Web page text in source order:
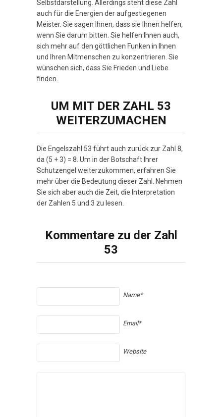
Selbstdarstellung. Allerdings steht diese Zahl
auch für die Energien der aufgestiegenen
Meister. Sie sagen Ihnen, dass sie Ihnen helfen,
wenn Sie darum bitten. Sie helfen Ihnen auch,
sich mehr auf den göttlichen Funken in Ihnen
und Ihren Mitmenschen zu konzentrieren. Sie
wünschen sich, dass Sie Frieden und Liebe
finden.
UM MIT DER ZAHL 53
WEITERZUMACHEN
Die Engelszahl 53 führt auch zurück zur Zahl 8,
da (5 + 3) = 8. Um in der Botschaft Ihrer
Schutzengel weiterzukommen, erfahren Sie
mehr über die Bedeutung dieser Zahl. Nehmen
Sie sich aber auch die Zeit, die Interpretation
der Zahlen 5 und 3 zu lesen.
Kommentare zu der Zahl
53
Name*
Email*
Website